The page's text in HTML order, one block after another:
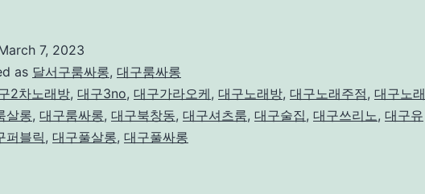
롱
수
7, 2023
as 달서구룸싸롱, 대구룸싸롱
2차노래방, 대구3no, 대구가라오케, 대구노래방, 대구노래주점, 대구노래
살롱, 대구룸싸롱, 대구북창동, 대구셔츠룸, 대구술집, 대구쓰리노, 대구유
퍼블릭, 대구풀살롱, 대구풀싸롱